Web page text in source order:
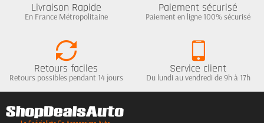
Livraison Rapide
En France Métropolitaine
Paiement sécurisé
Paiement en ligne 100% sécurisé
Retours faciles
Retours possibles pendant 14 jours
Service client
Du lundi au vendredi de 9h à 17h